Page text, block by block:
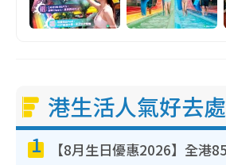
港生活人氣好去處
1